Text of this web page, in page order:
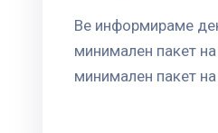
Ве информираме
минимален пакет
минимален пакет